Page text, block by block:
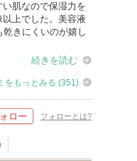
肌なので保湿力を
上でした。美容液
きにくいのが嬉し
続きを読む
をもっとみる (351)
ロー フォローとは?